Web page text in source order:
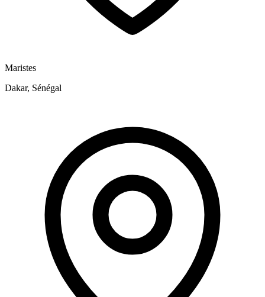
Maristes
Dakar, Sénégal